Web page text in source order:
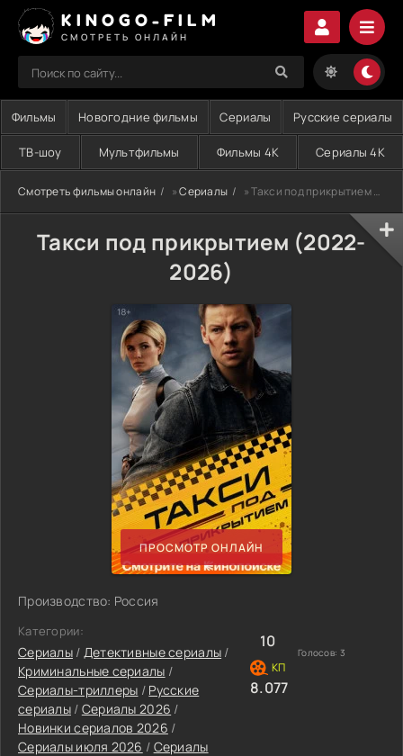
KINOGO-FILM
СМОТРЕТЬ ОНЛАЙН
Фильмы Новогодние фильмы Сериалы Русские сериалы
ТВ-шоу Мультфильмы Фильмы 4K Сериалы 4K
Смотреть фильмы онлайн »Сериалы » Такси под прикрытием (2022-2026)
Такси под прикрытием (2022-
2026)
ПРОСМОТР ОНЛАЙН
Производство: Россия
Категории:
Сериалы/ Детективные сериалы /
Криминальные сериалы /
Сериалы-триллеры / Русские
сериалы/ Сериалы 2026 /
Новинки сериалов 2026 /
Сериалы июля 2026 / Сериалы
10
Голосов: 3
8.077